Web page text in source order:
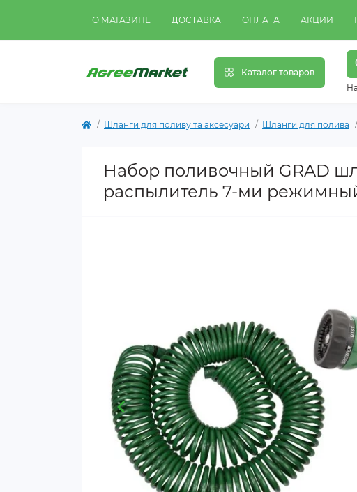
О МАГАЗИНЕ ДОСТАВКА ОПЛАТА АКЦИИ
Каталог товаров
Шланги для поливу та аксесуари Шланги для полива
Набор поливочный GRAD
распылитель 7-ми